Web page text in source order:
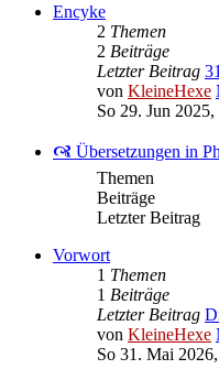
Encyke
2 Themen
2 Beiträge
Letzter Beitrag
von KleineHexe
So 29. Jun
🙧 Übersetzungen in
Themen
Beiträge
Letzter Beitrag
Vorwort
1 Themen
1 Beiträge
Letzter Beitrag
von KleineHexe
So 31. Mai